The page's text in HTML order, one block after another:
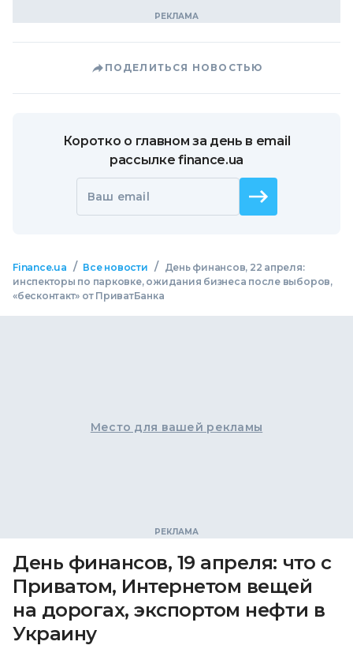
ПОДЕЛИТЬСЯ НОВОСТЬЮ
Коротко о главном за день в email
рассылке finance.ua
Ваш email
Finance.ua / Все новости /
День финансов, 22 апреля:
инспекторы по парковке, ожидания бизнеса после выборов,
«бесконтакт» от ПриватБанка
Место для вашей рекламы
День финансов, 19 апреля: что с
Приватом, Интернетом вещей
на дорогах, экспортом нефти в
Украину